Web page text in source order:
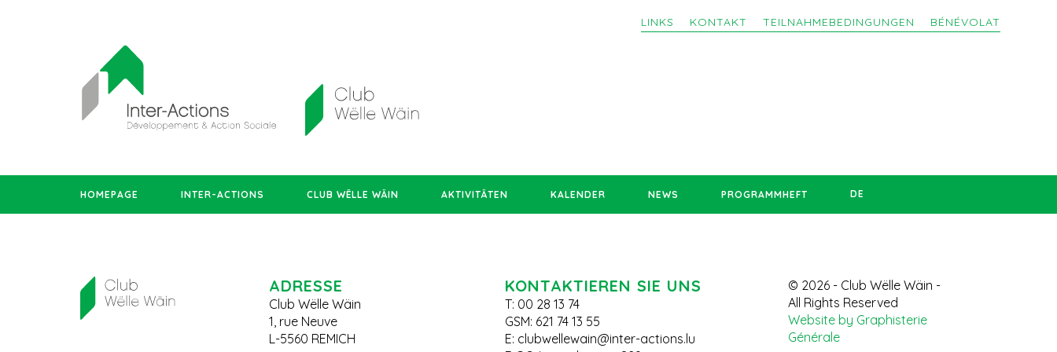
LINKS KONTAKT TEILNAHMEBEDINGUNGEN BÉNÉVOLAT
HOMEPAGE INTER-ACTIONS CLUB WËLLE WÄIN AKTIVITÄTEN KALENDER NEWS PROGRAMMHEFT DE
ADRESSE
Club Wëlle Wäin
1, rue Neuve
L-5560 REMICH
KONTAKTIEREN SIE UNS
T: 00 28 13 74
GSM: 621 74 13 55
E: clubwellewain@inter-actions.lu
© 2026 - Club Wëlle Wäin -
All Rights Reserved
Website by Graphisterie
Générale